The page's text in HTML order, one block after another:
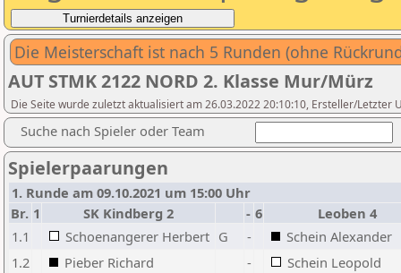
Die Meisterschaft ist nach 5 Runden (ohne
AUT STMK 2122 NORD 2. Klasse Mur/Mürz
Die Seite wurde zuletzt aktualisiert am 26.03.2022 20:10:10, Ersteller/Letzter
Suche nach Spieler oder Team
Spielerpaarungen
1. Runde am 09.10.2021 um 15:00 Uhr
Br. 1 SK Kindberg 2 - 6
Leoben 4
1.1
Schoenangerer Herbert G -
Schein Alexander
1.2
Pieber Richard -
Schein Leopold